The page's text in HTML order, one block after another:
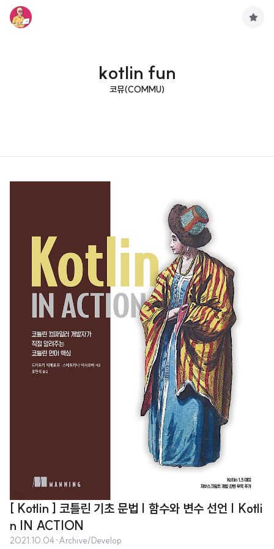
kotlin fun
코뮤(COMMU)
[ Kotlin ] 코틀린 기초 문법 | 함수와 변수 선언 | Kotli
n IN ACTION
2021.10.04·Archive/Develop
구